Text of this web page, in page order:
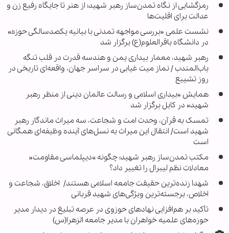
رمزگشایی از نگاه تمدن‌ساز رهبر شهید؛ از هنر تا جایگاه رفیع زن و
عدالت برای اقلیت‌ها
نشست علمی «بررسی مواجهه تمدنی با بیانیه یکصدسالگی حوزه»
در دانشگاه باقرالعلوم(ع) برگزار شد
رهبر شهید، معمار بیداری یمن و هندسه قدرت در قلب تنگه
باب‌المندب / نماز میت غیابی در سراسر جهان، واقعه‌ای تاریخی در
روز تشییع
همایش «بیداری اسلامی و رسالت عالمان دینی از منظر رهبر
شهید» در کابل برگزار شد
تمسک به قرآن، وحدت امت و شجاعت، سه میراث ماندگار رهبر
شهید است/ انتقال این میراث به نسل‌های آینده وظیفه‌ای همگانی
است
مکتب تمدن‌ساز رهبر شهید؛ چگونه »دیپلماسی مقاومت«
معادلات نظم لیبرال را تغییر داد؟
شهدا زنده‌ترین حقیقت جامعه اسلامی هستند/ اخلاق، شجاعت و
اخلاص، برجسته‌ترین ویژگی‌های شهید قربانی
تأکید بر هم‌افزایی نهادهای حوزوی در عرصه تبلیغ در دیدار مدیر
حوزه‌های علمیه خواهران با مدیر جامعه الزهرا(س)